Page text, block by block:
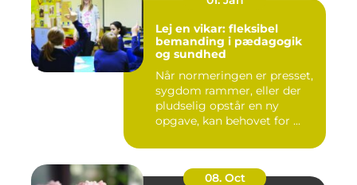
Lej en vikar: fleksibel
bemanding i pædagogik
og sundhed
Når normeringen er presset,
sygdom rammer, eller der
pludselig opstår en ny
opgave, kan behovet for ...
08. Oct